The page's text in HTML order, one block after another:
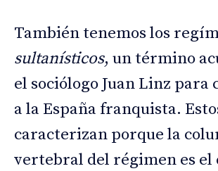
También tenemos los
sultanísticos, un término
el sociólogo Juan Linz para
a la España franquista.
caracterizan porque la
vertebral del régimen es el